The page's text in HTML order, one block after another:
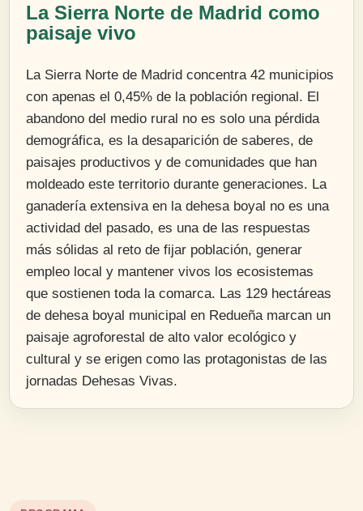
La Sierra Norte de Madrid como
paisaje vivo
La Sierra Norte de Madrid concentra 42 municipios
con apenas el 0,45% de la población regional. El
abandono del medio rural no es solo una pérdida
demográfica, es la desaparición de saberes, de
paisajes productivos y de comunidades que han
moldeado este territorio durante generaciones. La
ganadería extensiva en la dehesa boyal no es una
actividad del pasado, es una de las respuestas
más sólidas al reto de fijar población, generar
empleo local y mantener vivos los ecosistemas
que sostienen toda la comarca. Las 129 hectáreas
de dehesa boyal municipal en Redueña marcan un
paisaje agroforestal de alto valor ecológico y
cultural y se erigen como las protagonistas de las
jornadas Dehesas Vivas.